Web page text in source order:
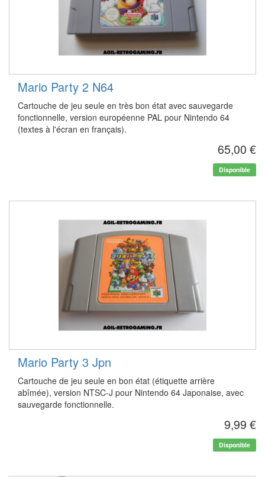
Mario Party 2 N64
Cartouche de jeu seule en très bon état avec sauvegarde
fonctionnelle, version européenne PAL pour Nintendo 64
(textes à l'écran en français).
65,00 €
Disponible
Mario Party 3 Jpn
Cartouche de jeu seule en bon état (étiquette arrière
abîmée), version NTSC-J pour Nintendo 64 Japonaise, avec
sauvegarde fonctionnelle.
9,99 €
Disponible